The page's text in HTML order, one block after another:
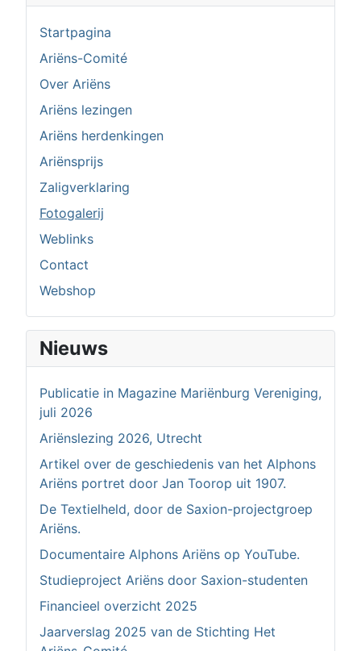
Startpagina
Ariëns-Comité
Over Ariëns
Ariëns lezingen
Ariëns herdenkingen
Ariënsprijs
Zaligverklaring
Fotogalerij
Weblinks
Contact
Webshop
Nieuws
Publicatie in Magazine Mariënburg Vereniging,
juli 2026
Ariënslezing 2026, Utrecht
Artikel over de geschiedenis van het Alphons
Ariëns portret door Jan Toorop uit 1907.
De Textielheld, door de Saxion-projectgroep
Ariëns.
Documentaire Alphons Ariëns op YouTube.
Studieproject Ariëns door Saxion-studenten
Financieel overzicht 2025
Jaarverslag 2025 van de Stichting Het